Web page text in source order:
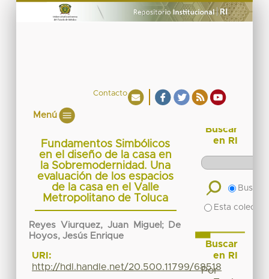
Contacto
Menú
Fundamentos Simbólicos
en el diseño de la casa en
la Sobremodernidad. Una
evaluación de los espacios
de la casa en el Valle
Metropolitano de Toluca
Reyes Viurquez, Juan Miguel ;
De
Hoyos, Jesús Enrique
URI:
http://hdl.handle.net/20.500.11799/68518
Buscar
en RI
Buscar
Esta
Buscar
en RI
Por